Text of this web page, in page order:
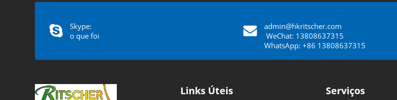
Skype:
o que foi
admin@hkritscher.com
WeChat: 13808637315
WhatsApp: +86 13808637315
Links Úteis Serviços